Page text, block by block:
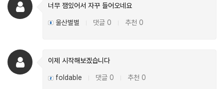
너무 잼있어서 자꾸 들어오네요
울산별별 댓글 0 추천 0
이제 시작해보겠습니다
foldable 댓글 0 추천 0